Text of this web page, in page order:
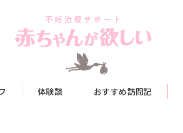
体験談 おすすめ訪問記